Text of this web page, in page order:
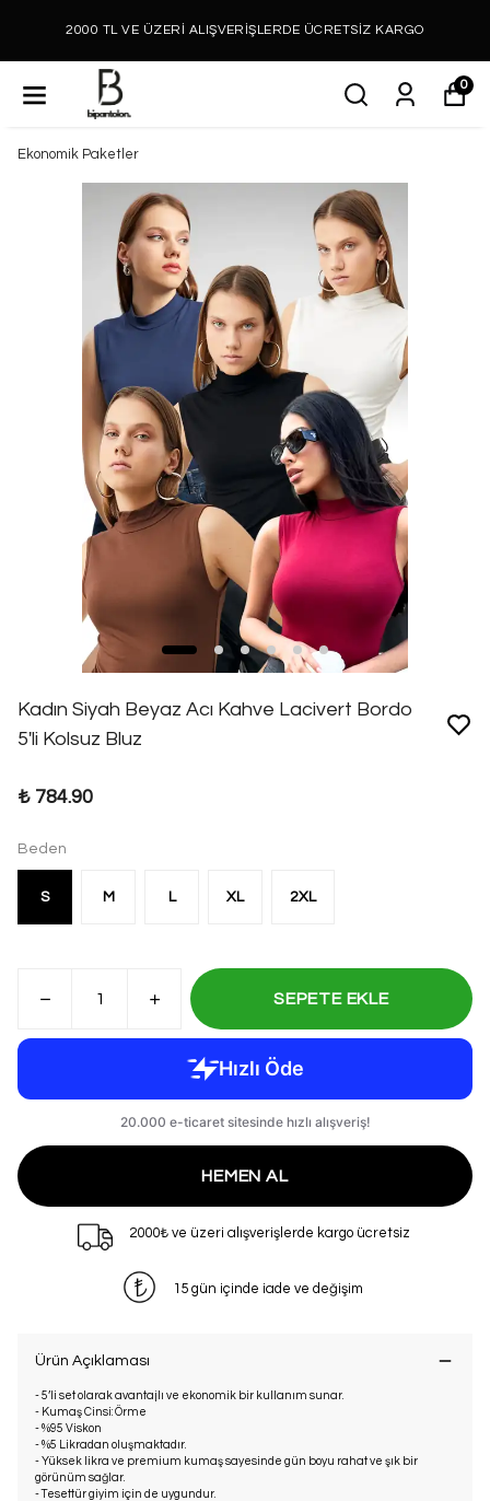
2000 TL VE ÜZERİ ALIŞVERİŞLERDE ÜCRETSİZ KARGO
0
Ekonomik Paketler
Kadın Siyah Beyaz Acı Kahve Lacivert Bordo
5'li Kolsuz Bluz
₺ 784.90
Beden
S M L XL 2XL
SEPETE EKLE
HEMEN AL
2000₺ ve üzeri alışverişlerde kargo ücretsiz
15 gün içinde iade ve değişim
Ürün Açıklaması
- 5’li set olarak avantajlı ve ekonomik bir kullanım sunar.
- Kumaş Cinsi: Örme
- %95 Viskon
- %5 Likradan oluşmaktadır.
- Yüksek likra ve premium kumaş sayesinde gün boyu rahat ve şık bir
görünüm sağlar.
- Tesettür giyim için de uygundur.